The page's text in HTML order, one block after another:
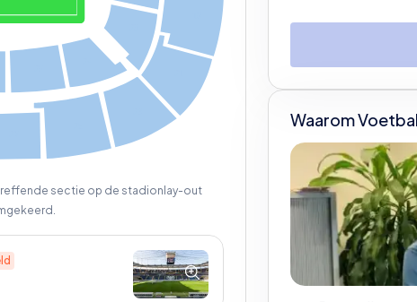
sectie op de stadionlay-out
Waarom